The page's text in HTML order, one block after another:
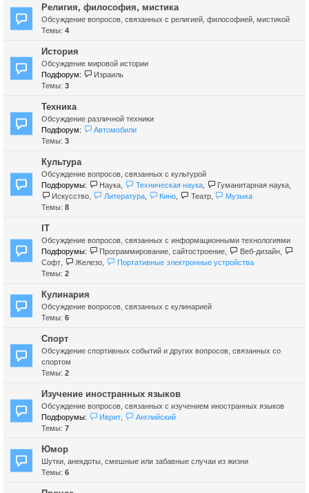
Религия, философия, мистика
Обсуждение вопросов, связанных с религией, философией, мистикой
Темы: 4
История
Обсуждение мировой истории
Подфорум:
Израиль
Темы: 3
Техника
Обсуждение различной техники
Подфорум:
Автомобили
Темы: 3
Культура
Обсуждение вопросов, связанных с культурой
Подфорумы:
Наука Техническая наука, Гуманитарная наука
Искусство
Литература, Кино Театр,
Музыка
Темы: 8
IT
Обсуждение вопросов, связанных с информационными технологиями
Подфорумы:
Программирование, сайтостроение Веб-дизайн,
Софт
Железо
Портативные электронные устройства
Темы: 2
Кулинария
Обсуждение вопросов, связанных с кулинарией
Темы: 6
Спорт
Обсуждение спортивных событий и других вопросов, связанных со
спортом
Темы: 2
Изучение иностранных языков
Обсуждение вопросов, связанных с изучением иностранных языков
Подфорумы:
Иврит
Английский
Темы: 7
Юмор
Шутки, анекдоты, смешные или забавные случаи из жизни
Темы: 6